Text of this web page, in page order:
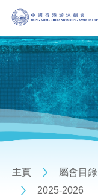
主頁 屬會目錄
2025-2026